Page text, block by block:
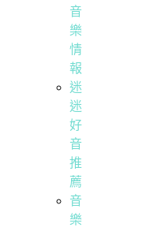
音
樂
情
報
迷
迷
好
音
推
薦
音
樂